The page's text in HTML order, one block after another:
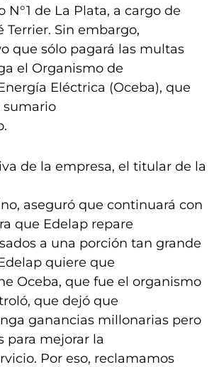
de La Plata, a cargo de
Terrier. Sin embargo,
que sólo pagará las multas
el Organismo de
Eléctrica (Oceba), que
sumario
de la empresa, el titular de la
aseguró que continuará con
que Edelap repare
a una porción tan grande
quiere que
Oceba, que fue el organismo
que dejó que
ganancias millonarias pero
para mejorar la
Por eso, reclamamos